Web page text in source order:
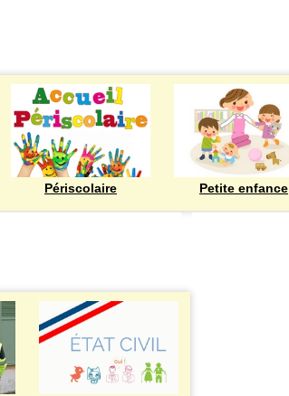
Périscolaire Petite enfance